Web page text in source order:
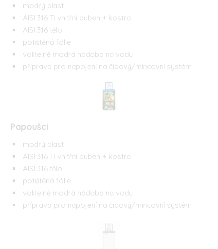
modrý plast
AISI 316 Ti vnitřní buben + kostra
AISI 316 tělo
potištěná fólie
volitelně modrá nádoba na vodu
příprava pro napojení na čipový/mincovní systém
Papoušci
modrý plast
AISI 316 Ti vnitřní buben + kostra
AISI 316 tělo
potištěná fólie
volitelně modrá nádoba na vodu
příprava pro napojení na čipový/mincovní systém